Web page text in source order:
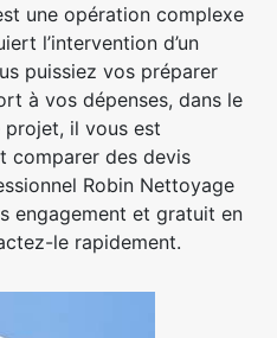
une opération complexe
l’intervention d’un
puissiez vos préparer
à vos dépenses, dans le
projet, il vous est
comparer des devis
Robin Nettoyage
engagement et gratuit en
le rapidement.